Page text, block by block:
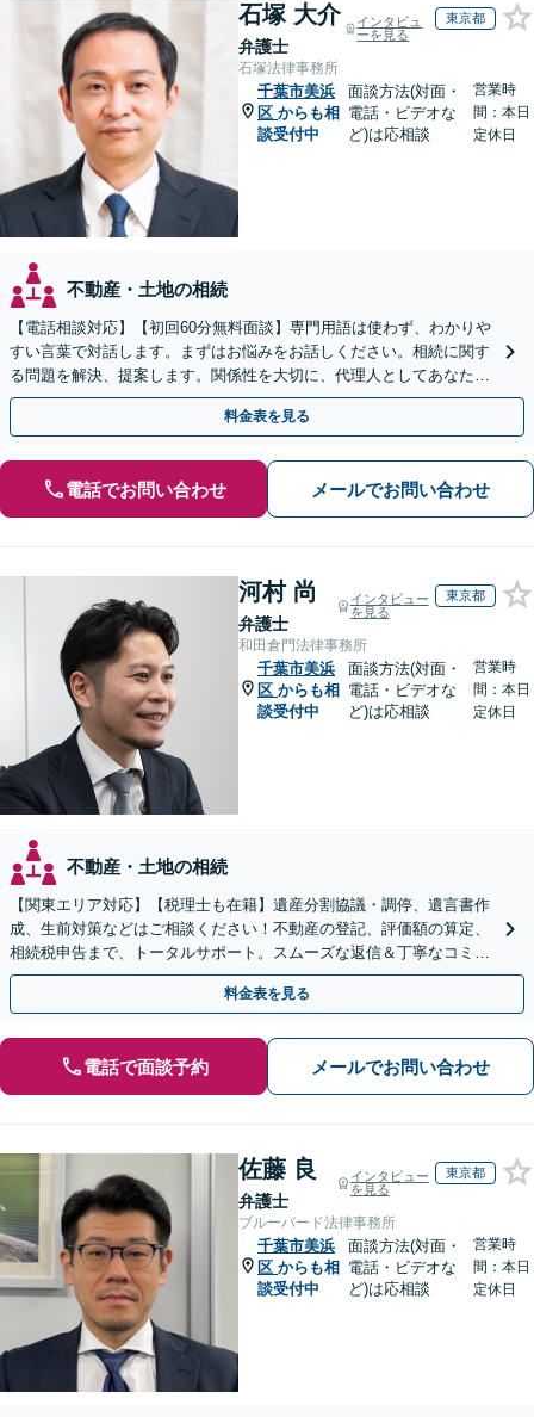
石塚 大介
弁護士
インタビュ
ーを見る
東京都
石塚法律事務所
千葉市美浜
区 からも相
談受付中
面談方法(対面・
電話・ビデオな
ど)は応相談
営業時
間：本日
定休日
不動産・土地の相続
【電話相談対応】【初回60分無料面談】専門用語は使わず、わかりや
すい言葉で対話します。まずはお悩みをお話しください。相続に関す
る問題を解決、提案します。関係性を大切に、代理人としてあなたの
利益を守ります【夜間休日対応】【カード利用可】
料金表を見る
電話でお問い合わせ メールでお問い合わせ
河村 尚
弁護士
インタビュー
を見る
東京都
和田倉門法律事務所
千葉市美浜
区 からも相
談受付中
面談方法(対面・
電話・ビデオな
ど)は応相談
営業時
間：本日
定休日
不動産・土地の相続
【関東エリア対応】【税理士も在籍】遺産分割協議・調停、遺言書作
成、生前対策などはご相談ください！不動産の登記、評価額の算定、
相続税申告まで、トータルサポート。スムーズな返信＆丁寧なコミュ
ニケーション◎お気軽にご相談ください。
料金表を見る
電話で面談予約 メールでお問い合わせ
佐藤 良
弁護士
インタビュー
を見る
東京都
ブルーバード法律事務所
千葉市美浜
区 からも相
談受付中
面談方法(対面・
電話・ビデオな
ど)は応相談
営業時
間：本日
定休日